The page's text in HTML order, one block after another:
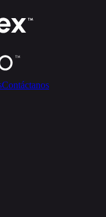
Contáctanos